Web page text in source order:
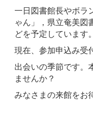
一日図書館長やボラ
ゃん」，県立奄美図
どを予定しています。
現在、参加申込み受
出会いの季節です。
ませんか？
みなさまの来館をお